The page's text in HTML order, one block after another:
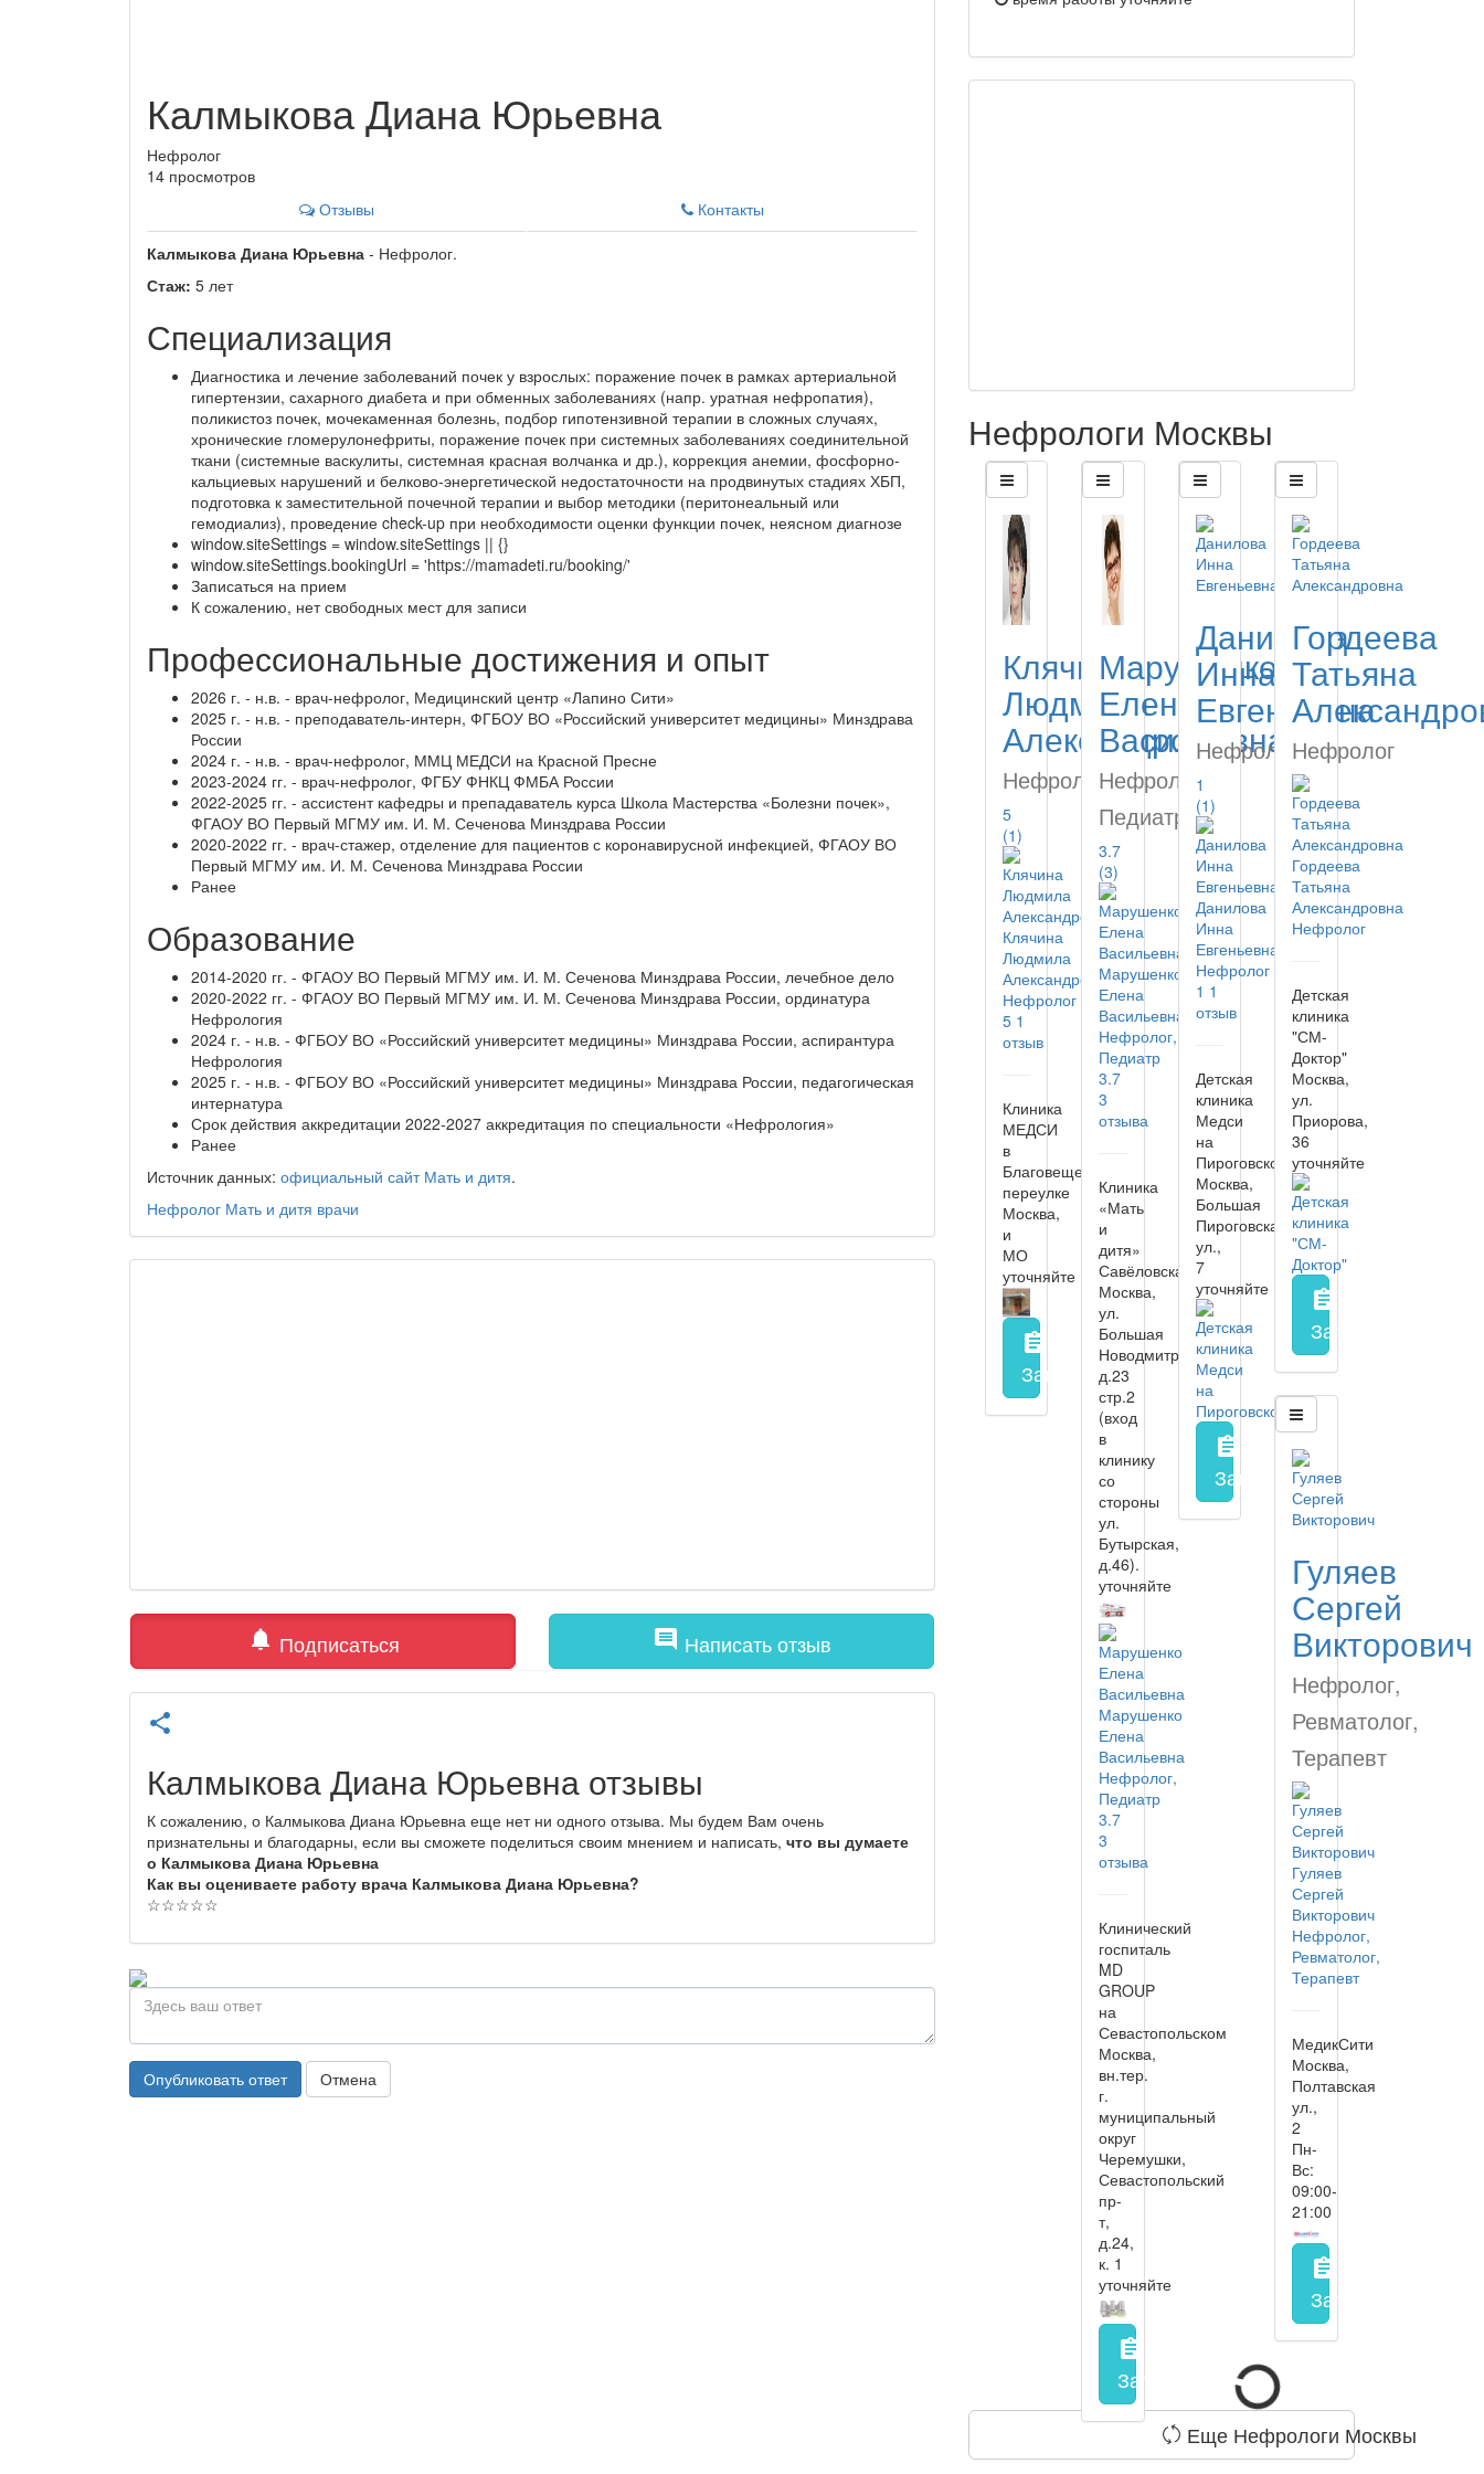
Калмыкова Диана Юрьевна
Нефролог
14 просмотров
Отзывы
Контакты
Калмыкова Диана Юрьевна - Нефролог.
Стаж: 5 лет
Специализация
Диагностика и лечение заболеваний почек у взрослых: поражение почек в рамках артериальной
гипертензии, сахарного диабета и при обменных заболеваниях (напр. уратная нефропатия),
поликистоз почек, мочекаменная болезнь, подбор гипотензивной терапии в сложных случаях,
хронические гломерулонефриты, поражение почек при системных заболеваниях соединительной
ткани (системные васкулиты, системная красная волчанка и др.), коррекция анемии, фосфорно-
кальциевых нарушений и белково-энергетической недостаточности на продвинутых стадиях ХБП,
подготовка к заместительной почечной терапии и выбор методики (перитонеальный или
гемодиализ), проведение check-up при необходимости оценки функции почек, неясном диагнозе
window.siteSettings = window.siteSettings || {}
window.siteSettings.bookingUrl = 'https://mamadeti.ru/booking/'
Записаться на прием
К сожалению, нет свободных мест для записи
Профессиональные достижения и опыт
2026 г. - н.в. - врач-нефролог, Медицинский центр «Лапино Сити»
2025 г. - н.в. - преподаватель-интерн, ФГБОУ ВО «Российский университет медицины» Минздрава
России
2024 г. - н.в. - врач-нефролог, ММЦ МЕДСИ на Красной Пресне
2023-2024 гг. - врач-нефролог, ФГБУ ФНКЦ ФМБА России
2022-2025 гг. - ассистент кафедры и препадаватель курса Школа Мастерства «Болезни почек»,
ФГАОУ ВО Первый МГМУ им. И. М. Сеченова Минздрава России
2020-2022 гг. - врач-стажер, отделение для пациентов с коронавирусной инфекцией, ФГАОУ ВО
Первый МГМУ им. И. М. Сеченова Минздрава России
Ранее
Образование
2014-2020 гг. - ФГАОУ ВО Первый МГМУ им. И. М. Сеченова Минздрава России, лечебное дело
2020-2022 гг. - ФГАОУ ВО Первый МГМУ им. И. М. Сеченова Минздрава России, ординатура
Нефрология
2024 г. - н.в. - ФГБОУ ВО «Российский университет медицины» Минздрава России, аспирантура
Нефрология
2025 г. - н.в. - ФГБОУ ВО «Российский университет медицины» Минздрава России, педагогическая
интернатура
Срок действия аккредитации 2022-2027 аккредитация по специальности «Нефрология»
Ранее
Источник данных: официальный сайт Мать и дитя.
Нефролог Мать и дитя врачи
notifications Подписаться comment Написать отзыв
share
Калмыкова Диана Юрьевна отзывы
К сожалению, о Калмыкова Диана Юрьевна еще нет ни одного отзыва. Мы будем Вам очень
признательны и благодарны, если вы сможете поделиться своим мнением и написать, что вы думаете
о Калмыкова Диана Юрьевна
Как вы оцениваете работу врача Калмыкова Диана Юрьевна?
☆☆☆☆☆
Опубликовать ответ Отмена
Нефрологи Москвы
Клячина
Людмила
Александровна
Нефролог
5
(1)
Клячина
Людмила
Александровна
Нефролог
5 1
отзыв
Клиника
МЕДСИ
в
Благовещенском
переулке
Москва,
и
МО
уточняйте
assignment
Запись на прием заполнить форму онлайн
Марушенко
Елена
Васильевна
Нефролог,
Педиатр
3.7
(3)
Марушенко
Елена
Васильевна
Нефролог,
Педиатр
3.7
3
отзыва
Клиника
«Мать
и
дитя»
Савёловская
Москва,
ул.
Большая
Новодмитровская,
д.23
стр.2
(вход
в
клинику
со
стороны
ул.
Бутырская,
д.46).
уточняйте
Марушенко
Елена
Васильевна
Нефролог,
Педиатр
3.7
3
отзыва
Клинический
госпиталь
MD
GROUP
на
Севастопольском
Москва,
вн.тер.
г.
муниципальный
округ
Черемушки,
Севастопольский
пр-
т,
д.24,
к. 1
уточняйте
assignment
Запись на приемзаполнить форму
Данилова
Инна
Евгеньевна
Нефролог
1
(1)
Данилова
Инна
Евгеньевна
Нефролог
1 1
отзыв
Детская
клиника
Медси
на
Пироговской
Москва,
Большая
Пироговская
ул.,
7
уточняйте
assignment
Запись на прием
Гордеева
Татьяна
Нефролог
Гордеева
Татьяна
Александровна
Нефролог
Детская
клиника
"СМ-
Доктор"
Москва,
ул.
Приорова,
36
уточняйте
assignment
Запись на прием
Гуляев
Сергей
Викторович
Нефролог,
Ревматолог,
Терапевт
Гуляев
Сергей
Викторович
Нефролог,
Ревматолог,
Терапевт
МедикСити
Москва,
Полтавская
ул.,
2
Пн-
Вс:
09:00-
21:00
assignment
Запись на прием
Еще Нефрологи Москвы